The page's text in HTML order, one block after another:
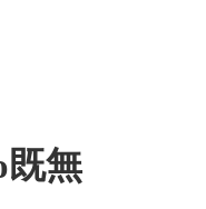
既無